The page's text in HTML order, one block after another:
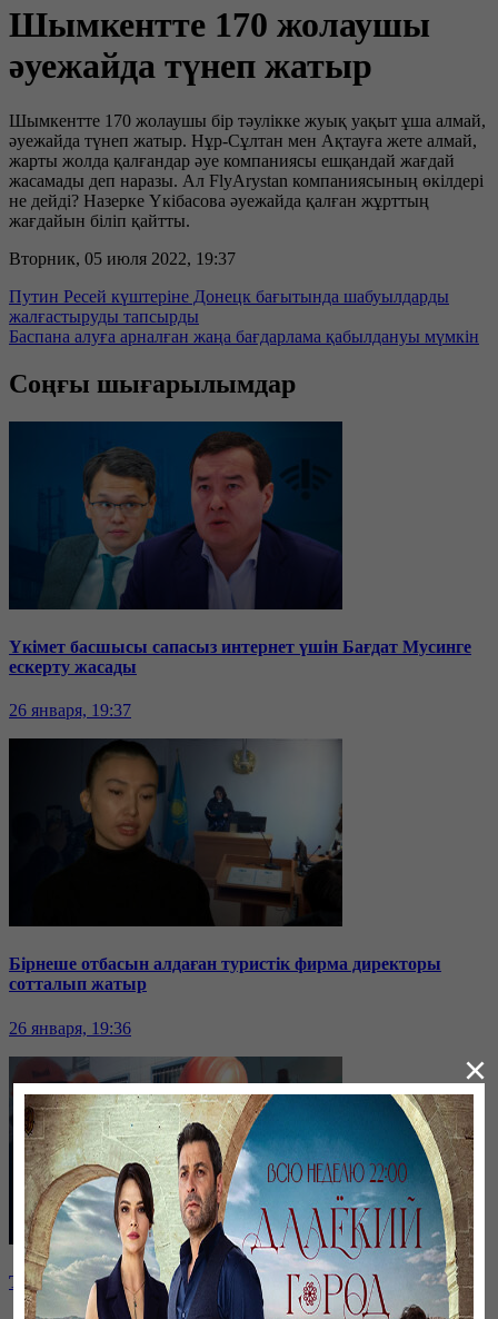
Шымкентте 170 жолаушы
әуежайда түнеп жатыр
Шымкентте 170 жолаушы бір тәулікке жуық уақыт ұша алмай,
әуежайда түнеп жатыр. Нұр-Сұлтан мен Ақтауға жете алмай,
жарты жолда қалғандар әуе компаниясы ешқандай жағдай
жасамады деп наразы. Ал FlyArystan компаниясының өкілдері
не дейді? Назерке Үкібасова әуежайда қалған жұрттың
жағдайын біліп қайтты.
Вторник, 05 июля 2022, 19:37
Путин Ресей күштеріне Донецк бағытында шабуылдарды
жалғастыруды тапсырды
Баспана алуға арналған жаңа бағдарлама қабылдануы мүмкін
Соңғы шығарылымдар
Үкімет басшысы сапасыз интернет үшін Бағдат Мусинге
ескерту жасады
26 января, 19:37
Бірнеше отбасын алдаған туристік фирма директоры
сотталып жатыр
26 января, 19:36
Таразда ТЭЦ қызметкерлері жалақы көтеруді талап етті
×